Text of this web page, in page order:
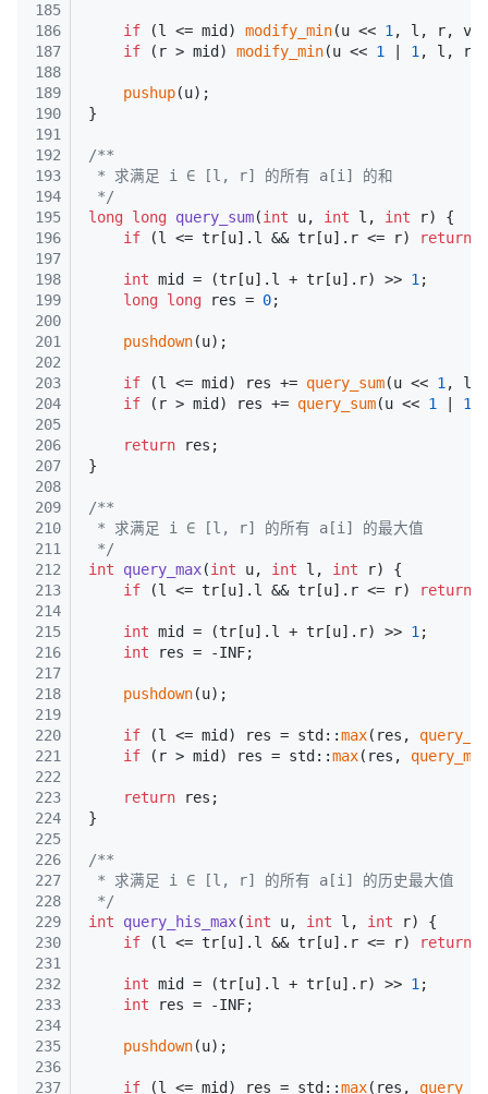
185
186
187
188
189
190
191
192
193
194
195
196
197
198
199
200
201
202
203
204
205
206
207
208
209
210
211
212
213
214
215
216
217
218
219
220
221
222
223
224
225
226
227
228
229
230
231
232
233
234
235
236
237
if (l <= mid) modify_min(u << 1 , l, r, v);
if (r > mid) modify_min(u << 1 1 , l, r,
pushup(u);
}
/**
* 求满足 i ∈ [l, r] 的所有 a[i] 的和
*/
long long query_sum(int u, int l, int r)
{
if (l <= tr[u].l && tr[u].r <= r) return
int mid = (tr[u].l + tr[u].r) >> 1 ;
long long res = 0;
pushdown(u);
if (l <= mid) res += query_sum(u << 1 , l,
if (r > mid) res += query_sum(u << 1 1
return res;
}
/**
* 求满足 i ∈ [l, r] 的所有 a[i] 的最大值
*/
int
query_max(int u, int l, int r)
{
if (l <= tr[u].l && tr[u].r <= r) return
int mid = (tr[u].l + tr[u].r) >> 1 ;
int res = -INF;
pushdown(u);
if (l <= mid) res = std::max(res,
if (r > mid) res = std::max(res, query_max
return res;
}
/**
* 求满足 i ∈ [l, r] 的所有 a[i] 的历史最大值
*/
int
query_his_max(int u, int l, int r)
{
if (l <= tr[u].l && tr[u].r <= r) return
int mid = (tr[u].l + tr[u].r) >> 1 ;
int res = -INF;
pushdown(u);
if (l <= mid) res = std::max(res,